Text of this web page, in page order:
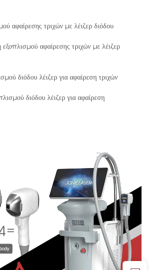
αφαίρεσης τριχών με λέιζερ διόδου
αφαίρεσης τριχών με λέιζερ
διόδου λέιζερ για αφαίρεση τριχών
διόδου λέιζερ για αφαίρεση